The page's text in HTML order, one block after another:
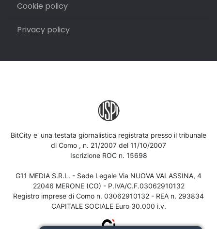
Cookie policy
Privacy policy
BitCity e' una testata giornalistica registrata presso il tribunale
di Como , n. 21/2007 del 11/10/2007
Iscrizione ROC n. 15698
G11 MEDIA S.R.L. - Sede Legale Via NUOVA VALASSINA, 4
22046 MERONE (CO) - P.IVA/C.F.03062910132
Registro imprese di Como n. 03062910132 - REA n. 293834
CAPITALE SOCIALE Euro 30.000 i.v.